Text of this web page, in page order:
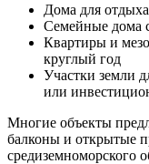
Дома для
Семейные дома
Квартиры и
круглый год
Участки земли
или
Многие объекты
балконы и открытые
средиземноморского